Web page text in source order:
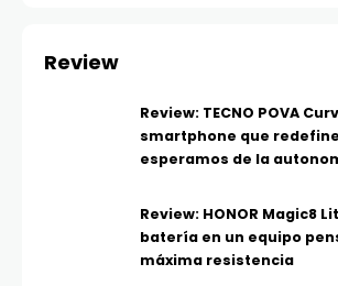
Review
Review: TECNO POVA
smartphone que
esperamos de la
Review: HONOR Magic8
batería en un equipo
máxima resistencia